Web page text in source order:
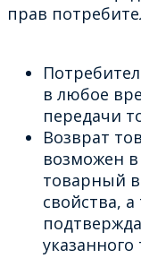
прав
в любое
передачи
Возврат
возможен в
товарный
свойства,
указанного